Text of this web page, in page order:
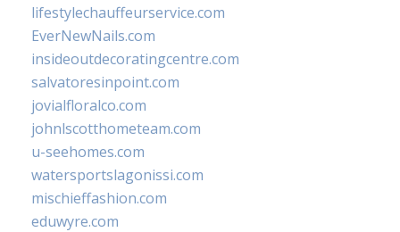
lifestylechauffeurservice.com
EverNewNails.com
insideoutdecoratingcentre.com
salvatoresinpoint.com
jovialfloralco.com
johnlscotthometeam.com
u-seehomes.com
watersportslagonissi.com
mischieffashion.com
eduwyre.com